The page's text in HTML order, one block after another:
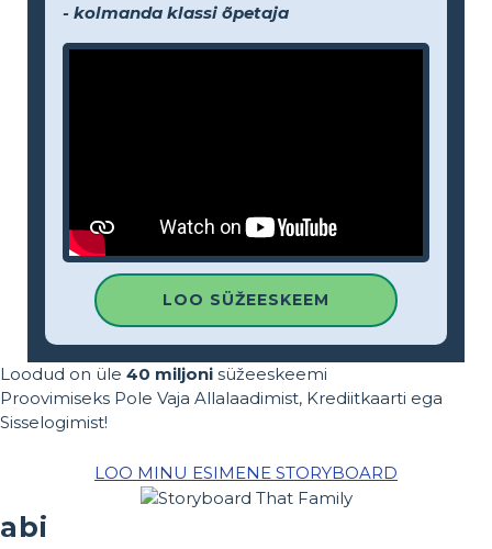
- kolmanda klassi õpetaja
LOO SÜŽEESKEEM
Loodud on üle 40 miljoni süžeeskeemi
Proovimiseks Pole Vaja Allalaadimist, Krediitkaarti ega
Sisselogimist!
LOO MINU ESIMENE STORYBOARD
abi